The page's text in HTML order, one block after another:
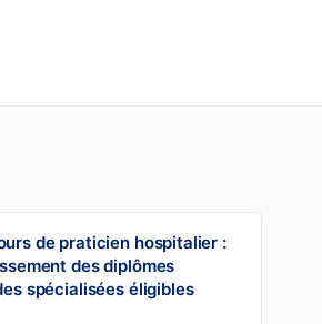
de praticien hospitalier :
des diplômes
spécialisées éligibles